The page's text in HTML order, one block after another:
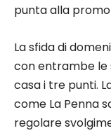
punta alla
La sfida di
con entrambe
casa i tre punti.
come La Penna
regolare